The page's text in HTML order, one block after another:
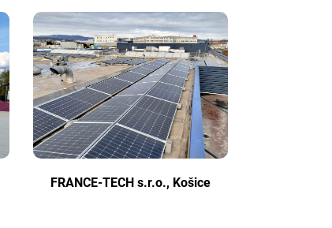
FRANCE-TECH s.r.o., Košice